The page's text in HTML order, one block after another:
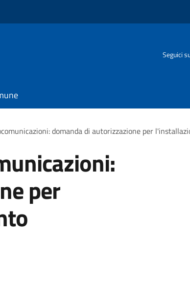
Seguici
domanda di autorizzazione per
per